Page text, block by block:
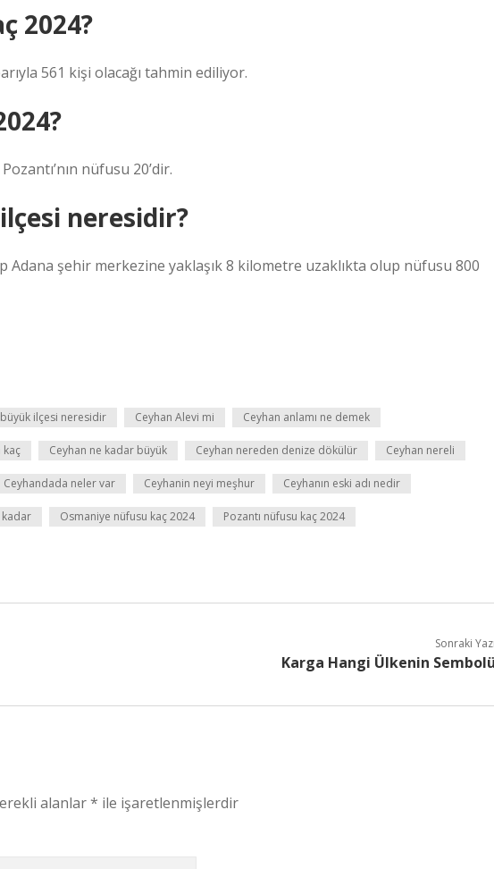
2024?
561 kişi olacağı tahmin ediliyor.
nüfusu 20’dir.
neresidir?
Adana şehir merkezine yaklaşık 8 kilometre uzaklıkta olup nüfusu 800
ilçesi neresidir Ceyhan Alevi mi Ceyhan anlamı ne demek
kaç Ceyhan ne kadar büyük Ceyhan nereden denize dökülür Ceyhan nereli
Ceyhandada neler var Ceyhanin neyi meşhur Ceyhanın eski adı nedir
kadar Osmaniye nüfusu kaç 2024 Pozantı nüfusu kaç 2024
Sonraki Yazı
Karga Hangi Ülkenin Sembolü
alanlar* ile işaretlenmişlerdir